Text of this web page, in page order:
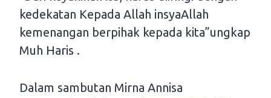
kedekatan Kepada Allah insyaAllah
kemenangan berpihak kepada kita”ungkap
Muh Haris .
Dalam sambutan Mirna Annisa